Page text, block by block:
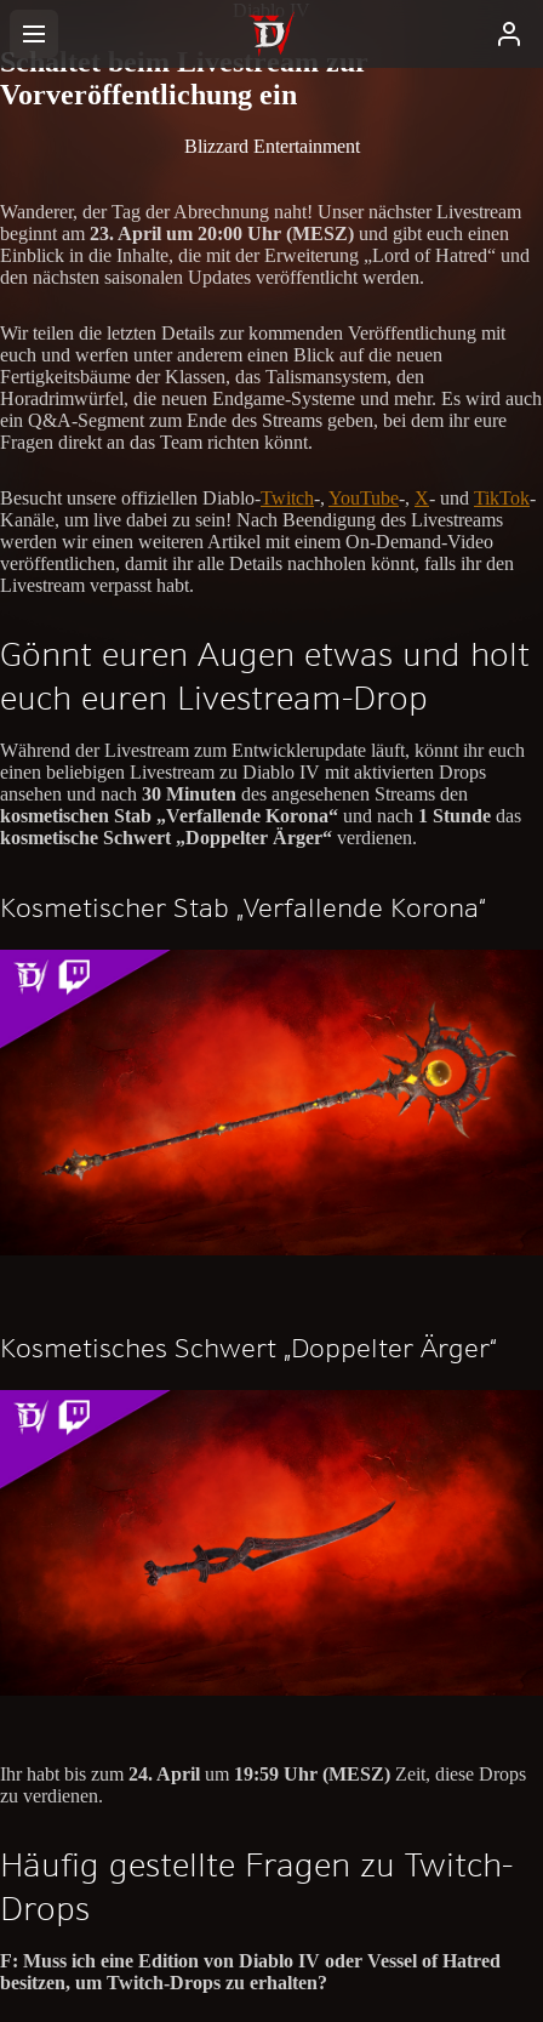
Diablo IV
Schaltet beim Livestream zur
Vorveröffentlichung ein
Blizzard Entertainment
Wanderer, der Tag der Abrechnung naht! Unser nächster Livestream
beginnt am 23. April um 20:00 Uhr (MESZ) und gibt euch einen
Einblick in die Inhalte, die mit der Erweiterung „Lord of Hatred“ und
den nächsten saisonalen Updates veröffentlicht werden.
Wir teilen die letzten Details zur kommenden Veröffentlichung mit
euch und werfen unter anderem einen Blick auf die neuen
Fertigkeitsbäume der Klassen, das Talismansystem, den
Horadrimwürfel, die neuen Endgame-Systeme und mehr. Es wird auch
ein Q&A-Segment zum Ende des Streams geben, bei dem ihr eure
Fragen direkt an das Team richten könnt.
Besucht unsere offiziellen Diablo-Twitch-, YouTube-, X- und TikTok-
Kanäle, um live dabei zu sein! Nach Beendigung des Livestreams
werden wir einen weiteren Artikel mit einem On-Demand-Video
veröffentlichen, damit ihr alle Details nachholen könnt, falls ihr den
Livestream verpasst habt.
Gönnt euren Augen etwas und holt
euch euren Livestream-Drop
Während der Livestream zum Entwicklerupdate läuft, könnt ihr euch
einen beliebigen Livestream zu Diablo IV mit aktivierten Drops
ansehen und nach 30 Minuten des angesehenen Streams den
kosmetischen Stab „Verfallende Korona“ und nach 1 Stunde das
kosmetische Schwert „Doppelter Ärger“ verdienen.
Kosmetischer Stab „Verfallende Korona“
Kosmetisches Schwert „Doppelter Ärger“
Ihr habt bis zum 24. April um 19:59 Uhr (MESZ) Zeit, diese Drops
zu verdienen.
Häufig gestellte Fragen zu Twitch-
Drops
F: Muss ich eine Edition von Diablo IV oder Vessel of Hatred
besitzen, um Twitch-Drops zu erhalten?